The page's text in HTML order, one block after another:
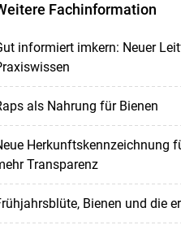
Fachinformation
informiert imkern: Neuer
als Nahrung für Bienen
Herkunftskennzeichnung
Transparenz
Bienen und die